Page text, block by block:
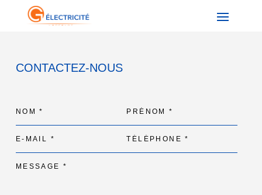
CONTACTEZ-NOUS